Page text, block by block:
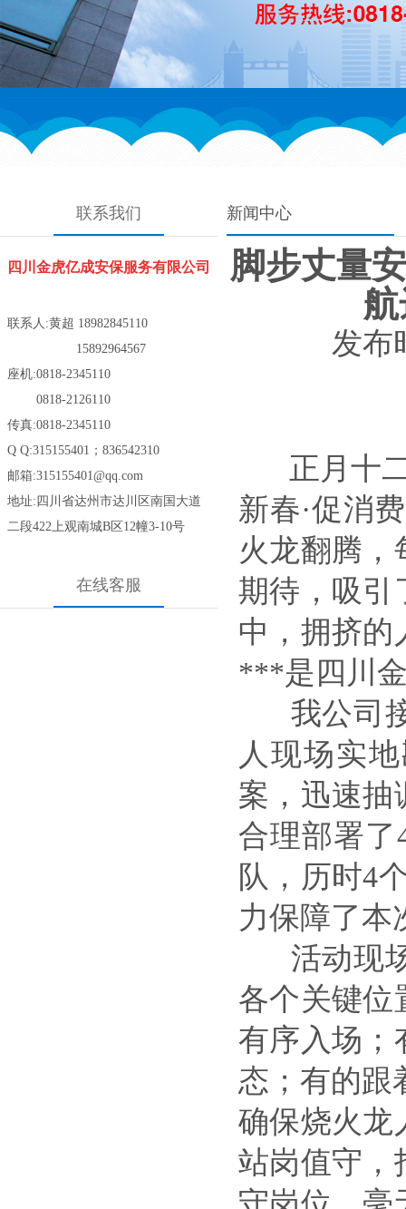
联系我们
四川金虎亿成安保服务有限公司
联系人:黄超 18982845110
15892964567
座机:0818-2345110
0818-2126110
传真:0818-2345110
Q Q:315155401；836542310
邮箱:315155401@qq.com
地址:四川省达州市达川区南国大道
二段422上观南城B区12幢3-10号
在线客服
新闻中心
脚步丈量
发布
正月十
新春·促消
火龙翻腾，
期待，吸引
中，拥挤的
***是 四川
我公司
人现场实
案，迅速抽
合理部署了
队，历时4
力保障了本
活动现
各个关键位
有序入场；
态；有的跟
确保烧火龙
站岗值守，